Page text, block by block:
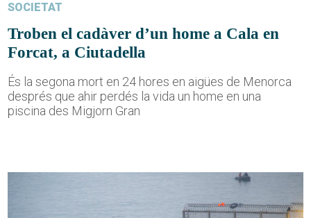
SOCIETAT
Troben el cadàver d’un home a Cala en
Forcat, a Ciutadella
És la segona mort en 24 hores en aigües de Menorca
després que ahir perdés la vida un home en una
piscina des Migjorn Gran